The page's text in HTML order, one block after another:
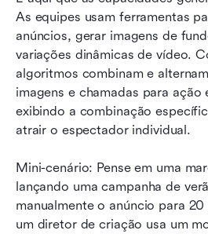
As equipes usam ferramentas
anúncios, gerar imagens de
variações dinâmicas de vídeo.
algoritmos combinam e
imagens e chamadas para ação
exibindo a combinação
atrair o espectador individual.
Mini-cenário: Pense em uma
lançando uma campanha de
manualmente o anúncio para
um diretor de criação usa um